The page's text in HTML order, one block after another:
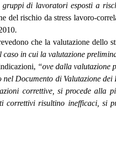
di lavoratori esposti a
del rischio da stress lavoro-
che la valutazione dello
caso in cui la valutazione
“ove dalla valutazione
nel Documento di Valutazione
correttive, si procede alla
risultino inefficaci, si